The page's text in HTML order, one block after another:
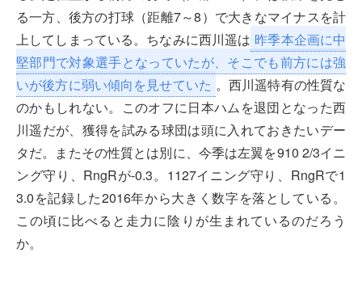
る一方、後方の打球（距離7～8）で大きなマイナスを計
上してしまっている。ちなみに西川遥は 昨季本企画に中
堅部門で対象選手となっていたが、そこでも前方には強
いが後方に弱い傾向を見せていた 。西川遥特有の性質な
のかもしれない。このオフに日本ハムを退団となった西
川遥だが、獲得を試みる球団は頭に入れておきたいデー
タだ。またその性質とは別に、今季は左翼を910 2/3イニ
ング守り、RngRが-0.3。1127イニング守り、RngRで1
3.0を記録した2016年から大きく数字を落としている。
この頃に比べると走力に陰りが生まれているのだろう
か。